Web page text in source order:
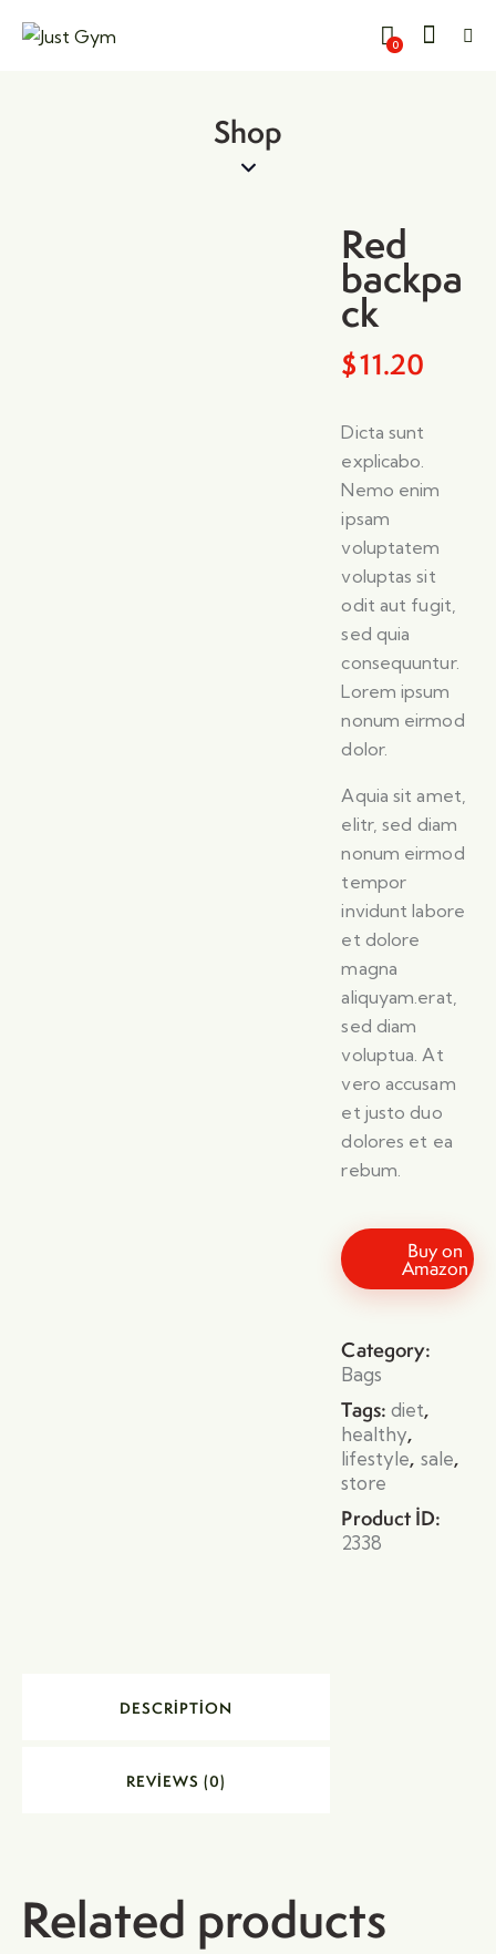
0
Shop
Kapat
Red
backpa
ck
$11.20
Dicta sunt
explicabo.
Nemo enim
ipsam
voluptatem
voluptas sit
odit aut fugit,
sed quia
consequuntur.
Lorem ipsum
nonum eirmod
dolor.
Aquia sit amet,
elitr, sed diam
nonum eirmod
tempor
invidunt labore
et dolore
magna
aliquyam.erat,
sed diam
voluptua. At
vero accusam
et justo duo
dolores et ea
rebum.
Buy on
Amazon
Category:
Bags
Tags:diet,
healthy,
lifestyle, sale,
store
Product ID:
2338
DESCRIPTION
REVIEWS (0)
Related products